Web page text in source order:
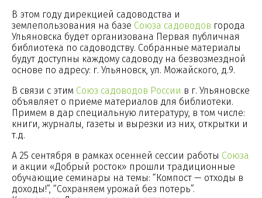
В этом году дирекцией садоводства и
землепользования на базе Союза садоводов города
Ульяновска будет организована Первая публичная
библиотека по садоводству. Собранные материалы
будут доступны каждому садоводу на безвозмездной
основе по адресу: г. Ульяновск, ул. Можайского, д.9.
В связи с этим Союз садоводов России в г. Ульяновске
объявляет о приеме материалов для библиотеки.
Примем в дар специальную литературу, в том числе:
книги, журналы, газеты и вырезки из них, открытки и
т.д.
А 25 сентября в рамках осенней сессии работы Союза
и акции «Добрый росток» прошли традиционные
обучающие семинары на темы: “Компост — отходы в
доходы!”, “Сохраняем урожай без потерь”.